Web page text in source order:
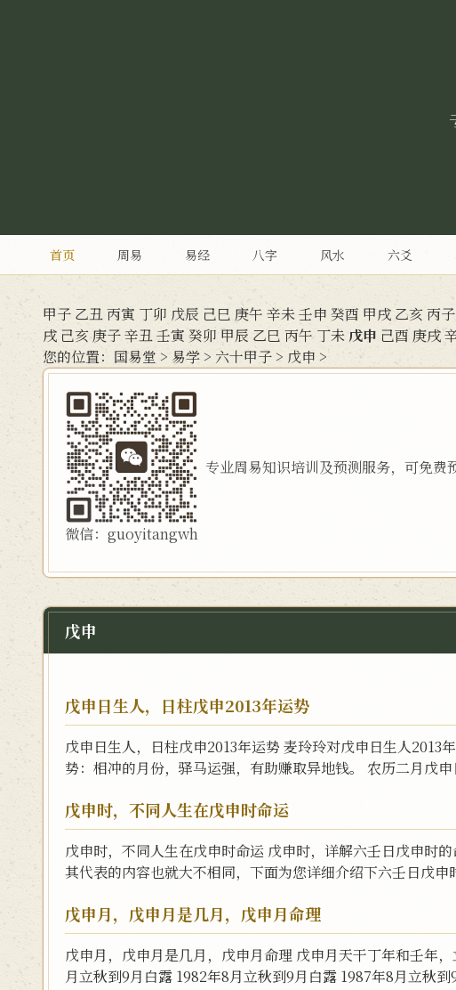
首页 周易 易经 八字 风水 六爻
甲子 乙丑丙寅 丁卯 戊辰 己巳 庚午 辛未壬申 癸酉 甲戌 乙亥丙子
戌 己亥 庚子辛丑壬寅 癸卯 甲辰 乙巳 丙午 丁未 戊申 己酉 庚戌
您的位置： 国易堂 > 易学 > 六十甲子 > 戊申 >
微信：guoyitangwh
专业周易知识培训及预测服务，可免费
戊申
戊申日生人，日柱戊申2013年运势
戊申日生人，日柱戊申2013年运势 麦玲玲对戊申日生人2013
势：相冲的月份，驿马运强，有助赚取异地钱。 农历二月戊
戊申时，不同人生在戊申时命运
戊申时，不同人生在戊申时命运 戊申时，详解六壬日戊申时
其代表的内容也就大不相同，下面为您详细介绍下六壬日戊申
戊申月，戊申月是几月，戊申月命理
戊申月，戊申月是几月，戊申月命理 戊申月天干丁年和壬年
月立秋到9月白露 1982年8月立秋到9月白露 1987年8月立秋